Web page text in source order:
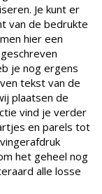
Je kunt er
van de bedrukte
hier een
je nog ergens
tekst van de
plaatsen de
vind je verder
en parels tot
het geheel nog
alle losse